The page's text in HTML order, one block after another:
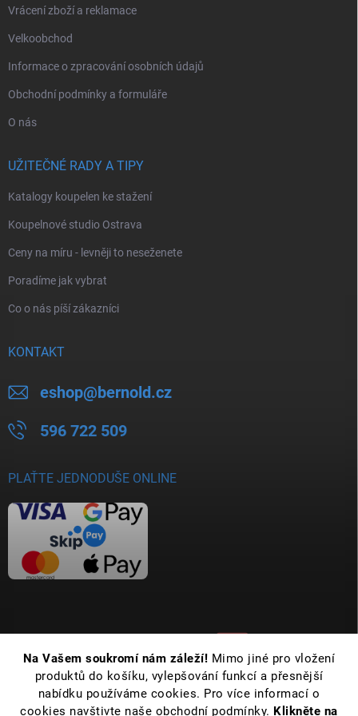
Na Vašem soukromí nám záleží! Mimo jiné pro vložení
produktů do košíku, vylepšování funkcí a přesnější
nabídku používáme cookies. Pro více informací o
cookies navštivte naše obchodní podmínky. Klikněte na
Vrácení zboží a reklamace
Velkoobchod
Informace o zpracování osobních údajů
Obchodní podmínky a formuláře
O nás
UŽITEČNÉ RADY A TIPY
Katalogy koupelen ke stažení
Koupelnové studio Ostrava
Ceny na míru - levněji to neseženete
Poradíme jak vybrat
Co o nás píší zákazníci
KONTAKT
eshop@bernold.cz
596 722 509
PLAŤTE JEDNODUŠE ONLINE